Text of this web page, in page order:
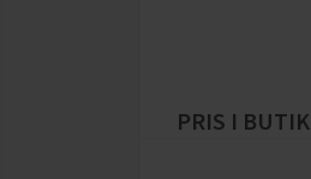
PRIS I BUTIK